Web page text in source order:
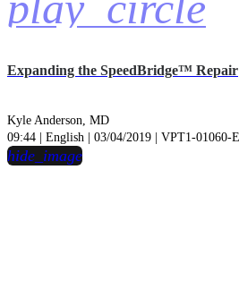
Expanding the SpeedBridge™ Repair
Kyle Anderson, MD
09:44 | English | 03/04/2019 | VPT1-01060-
hide_image